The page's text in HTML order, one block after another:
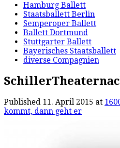
Hamburg Ballett
Staatsballett Berlin
Semperoper Ballett
Ballett Dortmund
Stuttgarter Ballett
Bayerisches Staatsballett
diverse Compagnien
Published 11. April 2015 at
kommt, dann geht er